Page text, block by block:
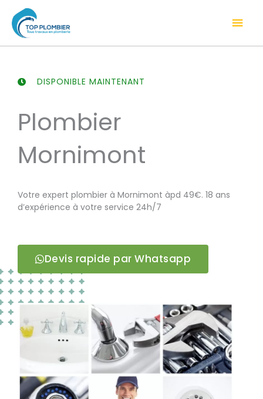
contenu
DISPONIBLE MAINTENANT
Plombier
Mornimont
Votre expert plombier à Mornimont àpd 49€. 18 ans
d’expérience à votre service 24h/7
Devis rapide par Whatsapp